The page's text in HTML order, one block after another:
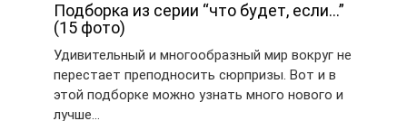
Подборка из серии “что будет, если…”
(15 фото)
Удивительный и многообразный мир вокруг не
перестает преподносить сюрпризы. Вот и в
этой подборке можно узнать много нового и
лучше…